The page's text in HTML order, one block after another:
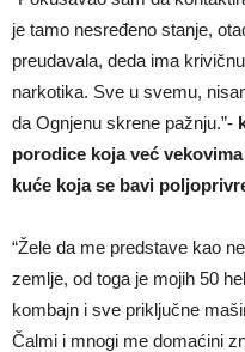
je tamo nesređeno stanje,
preudavala, deda ima
narkotika. Sve u svemu,
da Ognjenu skrene pažnju.”-
porodice koja već
kuće koja se bavi
“Žele da me predstave kao
zemlje, od toga je mojih 50
kombajn i sve priključne
Čalmi i mnogi me domaćini